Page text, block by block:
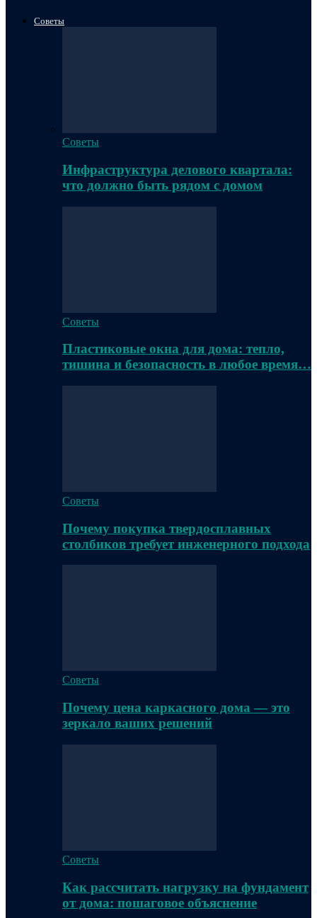
Советы
Советы
Инфраструктура делового квартала:
что должно быть рядом с домом
Советы
Пластиковые окна для дома: тепло,
тишина и безопасность в любое время…
Советы
Почему покупка твердосплавных
столбиков требует инженерного подхода
Советы
Почему цена каркасного дома — это
зеркало ваших решений
Советы
Как рассчитать нагрузку на фундамент
от дома: пошаговое объяснение